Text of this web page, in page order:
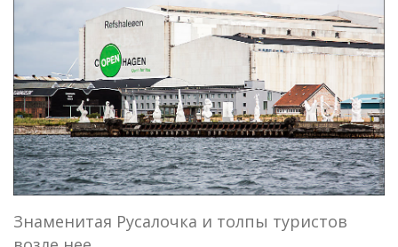
Знаменитая Русалочка и толпы туристов